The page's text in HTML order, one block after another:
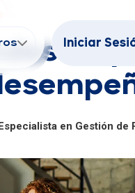
Iniciar
en Gestión de